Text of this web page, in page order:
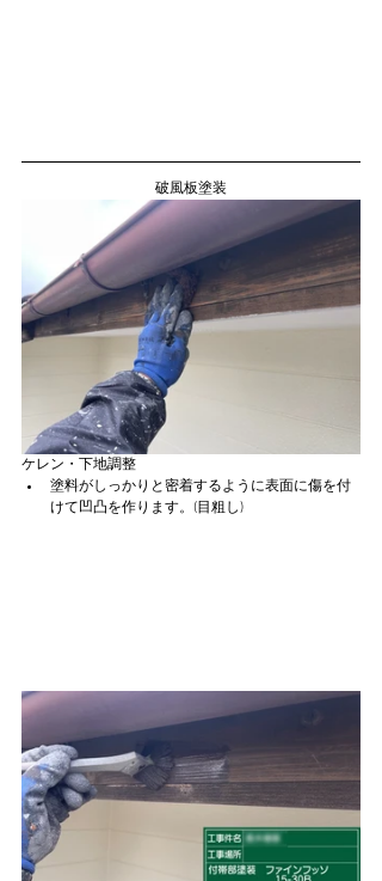
破風板塗装
ケレン・下地調整
塗料がしっかりと密着するように表面に傷を付
けて凹凸を作ります。(目粗し)